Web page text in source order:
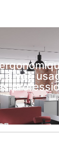
à vos